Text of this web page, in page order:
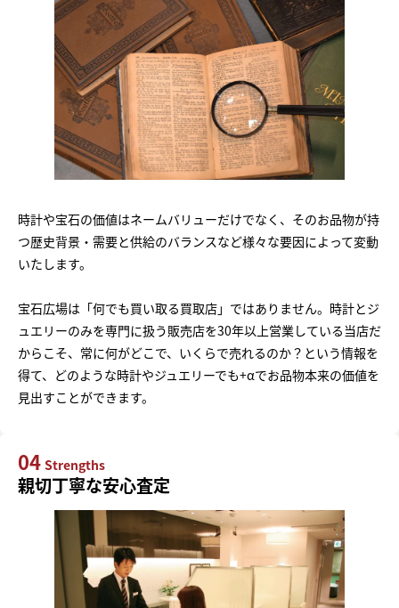
時計や宝石の価値はネームバリューだけでなく、そのお品物が持
つ歴史背景・需要と供給のバランスなど様々な要因によって変動
いたします。
宝石広場は「何でも買い取る買取店」ではありません。時計とジ
ュエリーのみを専門に扱う販売店を30年以上営業している当店だ
からこそ、常に何がどこで、いくらで売れるのか？という情報を
得て、どのような時計やジュエリーでも+αでお品物本来の価値を
見出すことができます。
04 Strengths
親切丁寧な安心査定